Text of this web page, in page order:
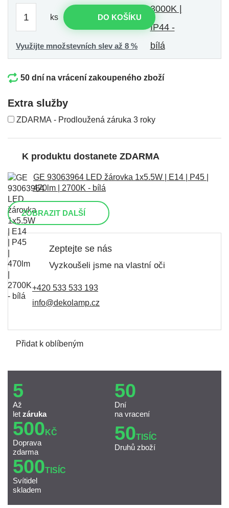
ks DO KOŠÍKU
Využijte množstevních slev až 8 %
50 dní na vrácení zakoupeného zboží
Extra služby
ZDARMA - Prodloužená záruka 3 roky
K produktu dostanete ZDARMA
GE 93063964 LED žárovka 1x5.5W | E14 | P45 |
470lm | 2700K - bílá
ZOBRAZIT DALŠÍ
Zeptejte se nás
Vyzkoušeli jsme na vlastní oči
+420 533 533 193
info@dekolamp.cz
Přidat k oblíbeným
5
Až
let záruka
50
Dní
na vracení
500 KČ
Doprava
zdarma
50TISÍC
Druhů zboží
500TISÍC
Svítidel
skladem